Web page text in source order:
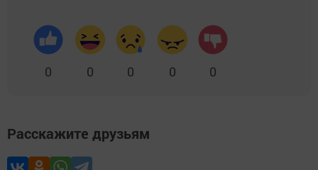
0 0 0 0 0
Расскажите друзьям